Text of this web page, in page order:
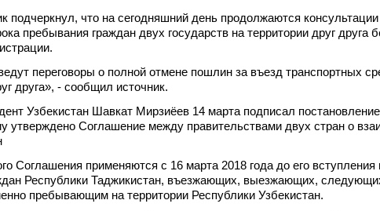
подчеркнул, что на сегодняшний день продолжаются
пребывания граждан двух государств на территории друг друга
переговоры о полной отмене пошлин за въезд транспортных
друга», - сообщил источник.
Узбекистан Шавкат Мирзиёев 14 марта подписал
утверждено Соглашение между правительствами двух стран о
Соглашения применяются с 16 марта 2018 года до его вступления
Республики Таджикистан, въезжающих, выезжающих,
пребывающим на территории Республики Узбекистан.